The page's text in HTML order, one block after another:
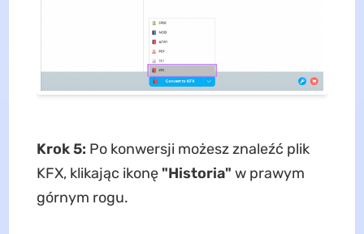
Krok 5: Po konwersji możesz znaleźć plik
KFX, klikając ikonę "Historia" w prawym
górnym rogu.